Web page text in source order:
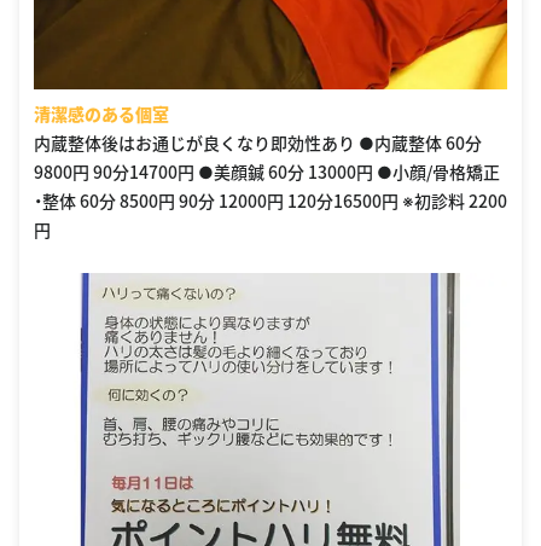
清潔感のある個室
内蔵整体後はお通じが良くなり即効性あり ●内蔵整体 60分
9800円 90分14700円 ●美顔鍼 60分 13000円 ●小顔/骨格矯正
・整体 60分 8500円 90分 12000円 120分16500円 ※初診料 2200
円